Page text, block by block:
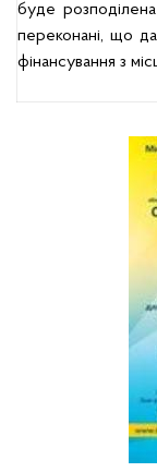
буде
переконані, що
фінансування з